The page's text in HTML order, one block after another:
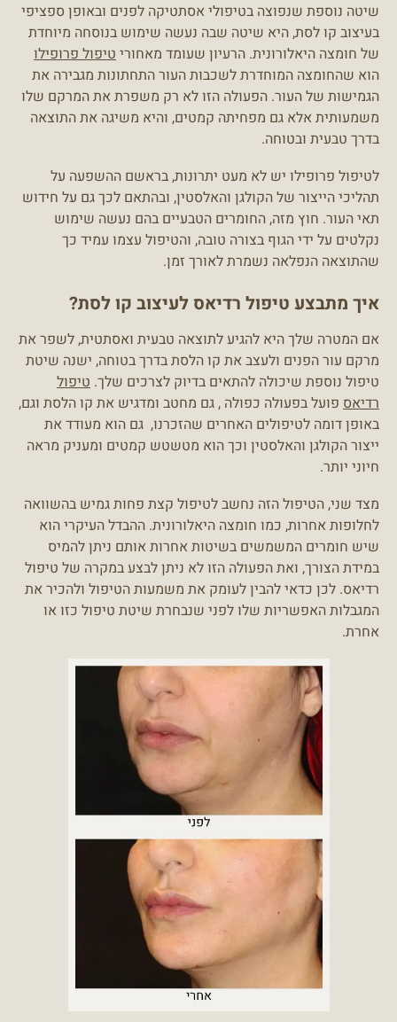
שיטה נוספת שנפוצה בטיפולי אסתטיקה לפנים ובאופן ספציפי
בעיצוב קו לסת, היא שיטה שבה נעשה שימוש בנוסחה מיוחדת
של חומצה היאלורונית. הרעיון שעומד מאחוריטיפול פרופילו
הוא שהחומצה המוחדרת לשכבות העור התחתונות מגבירה את
הגמישות של העור. הפעולה הזו לא רק משפרת את המרקם שלו
משמעותית אלא גם מפחיתה קמטים, והיא משיגה את התוצאה
בדרך טבעית ובטוחה.
לטיפול פרופילו יש לא מעט יתרונות, בראשם ההשפעה על
תהליכי הייצור של הקולגן והאלסטין, ובהתאם לכך גם על חידוש
תאי העור. חוץ מזה, החומרים הטבעיים בהם נעשה שימוש
נקלטים על ידי הגוף בצורה טובה, והטיפול עצמו עמיד כך
שהתוצאה הנפלאה נשמרת לאורך זמן.
איך מתבצע טיפול רדיאס לעיצוב קו לסת?
אם המטרה שלך היא להגיע לתוצאה טבעית ואסתטית, לשפר את
מרקם עור הפנים ולעצב את קו הלסת בדרך בטוחה, ישנה שיטת
טיפול נוספת שיכולה להתאים בדיוק לצרכים שלך. טיפול
רדיאס פועל בפעולה כפולה , גם מחטב ומדגיש את קו הלסת וגם,
באופן דומה לטיפולים האחרים שהזכרנו, גם הוא מעודד את
ייצור הקולגן והאלסטין וכך הוא מטשטש קמטים ומעניק מראה
חיוני יותר.
מצד שני, הטיפול הזה נחשב לטיפול קצת פחות גמיש בהשוואה
לחלופות אחרות, כמו חומצה היאלורונית. ההבדל העיקרי הוא
שיש חומרים המשמשים בשיטות אחרות אותם ניתן להמיס
במידת הצורך, ואת הפעולה הזו לא ניתן לבצע במקרה של טיפול
רדיאס. לכן כדאי להבין לעומק את משמעות הטיפול ולהכיר את
המגבלות האפשריות שלו לפני שנבחרת שיטת טיפול כזו או
אחרת.